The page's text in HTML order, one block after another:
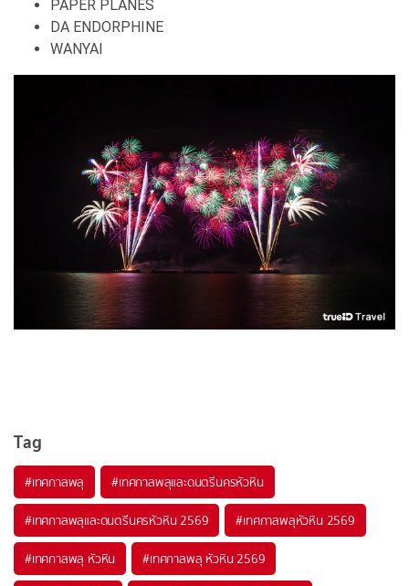
PAPER PLANES
DA ENDORPHINE
WANYAI
Tag
#เทศกาลพลุ #เทศกาลพลุและดนตรีนครหัวหิน
#เทศกาลพลุและดนตรีนครหัวหิน 2569 #เทศกาลพลุหัวหิน 2569
#เทศกาลพลุ หัวหิน #เทศกาลพลุ หัวหิน 2569